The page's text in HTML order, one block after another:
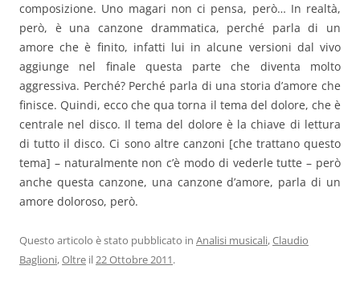
composizione. Uno magari non ci pensa, però… In realtà,
però, è una canzone drammatica, perché parla di un
amore che è finito, infatti lui in alcune versioni dal vivo
aggiunge nel finale questa parte che diventa molto
aggressiva. Perché? Perché parla di una storia d’amore che
finisce. Quindi, ecco che qua torna il tema del dolore, che è
centrale nel disco. Il tema del dolore è la chiave di lettura
di tutto il disco. Ci sono altre canzoni [che trattano questo
tema] – naturalmente non c’è modo di vederle tutte – però
anche questa canzone, una canzone d’amore, parla di un
amore doloroso, però.
Questo articolo è stato pubblicato in Analisi musicali,Claudio
Baglioni,Oltre il22 Ottobre 2011.